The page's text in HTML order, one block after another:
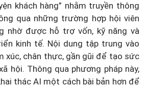
khách hàng” nhằm truyền thông
qua những trường hợp hội viên
nhờ được hỗ trợ vốn, kỹ năng và
kinh tế. Nội dung tập trung vào
xúc, chân thực, gần gũi để tạo sức
hội. Thông qua phương pháp này,
thác AI một cách bài bản hơn để